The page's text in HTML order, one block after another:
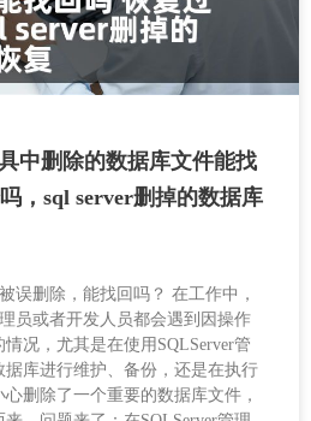
中删除的数据库文件能找
，sql server删掉的数据库
误删除，能找回吗？ 在工作中，
员或者开发人员都会遇到因操作
况，尤其是在使用SQLServer管
库进行维护、备份，还是在执行
删除了一个重要的数据库文件，